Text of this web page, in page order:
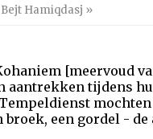
Hamiqdasj »
[meervoud
aantrekken tijdens
broek, een gordel -